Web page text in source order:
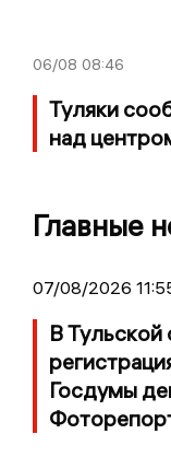
06/08 08:46
Туляки
над
Главные
07/08/2026
В Тульской
Госдумы